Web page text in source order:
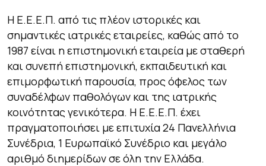
Η Ε.Ε.Ε.Π. από τις πλέον ιστορικές και
σημαντικές ιατρικές εταιρείες, καθώς από το
1987 είναι η επιστημονική εταιρεία με σταθερή
και συνεπή επιστημονική, εκπαιδευτική και
επιμορφωτική παρουσία, προς όφελος των
συναδέλφων παθολόγων και της ιατρικής
κοινότητας γενικότερα. Η Ε.Ε.Ε.Π. έχει
πραγματοποιήσει με επιτυχία 24 Πανελλήνια
Συνέδρια, 1 Ευρωπαϊκό Συνέδριο και μεγάλο
αριθμό διημερίδων σε όλη την Ελλάδα.